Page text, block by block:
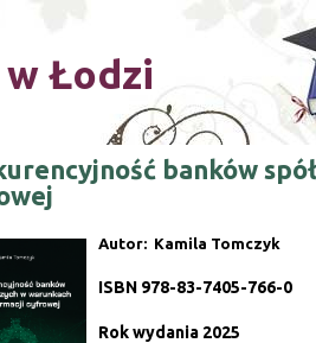
Łodzi
banków
Autor: Kamila Tomczyk
ISBN 978-83-7405-766-0
Rok wydania 2025